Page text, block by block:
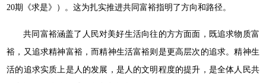
20期《求是》）。这为扎实推进共同富裕指明了方向和路径。
共同富裕涵盖了人民对美好生活向往的方方面面，既追求物质富
裕，又追求精神富裕，而精神生活富裕则是更高层次的追求。精神生
活的追求实质上是人的发展，是人的文明程度的提升，是全体人民共